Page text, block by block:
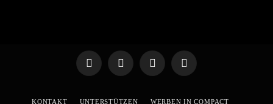
TelegramWhatsApp
X
YouTube
KONTAKT UNTERSTÜTZEN WERBEN IN COMPACT